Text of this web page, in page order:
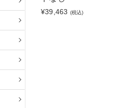
¥39,463 (税込)